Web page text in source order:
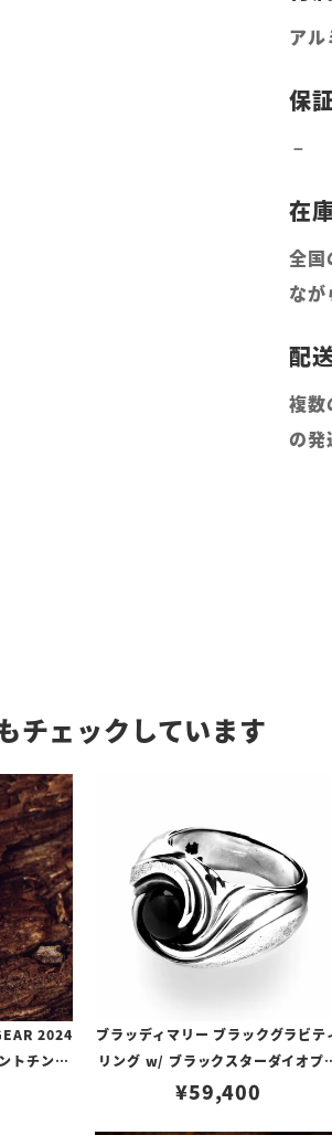
アル
全国
なが
複数
の発
チェックしています
2024
トチンプ
プ
ブラッディマリー ブラックグラビテ
リング w/ ブラックスターダイオプ
イト
¥59,400